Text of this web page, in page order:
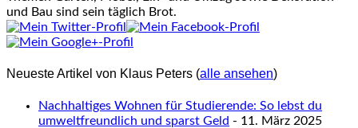
und Bau sind sein täglich Brot.
Neueste Artikel von Klaus Peters (alle ansehen)
Nachhaltiges Wohnen für Studierende: So lebst du
umweltfreundlich und sparst Geld - 11. März 2025